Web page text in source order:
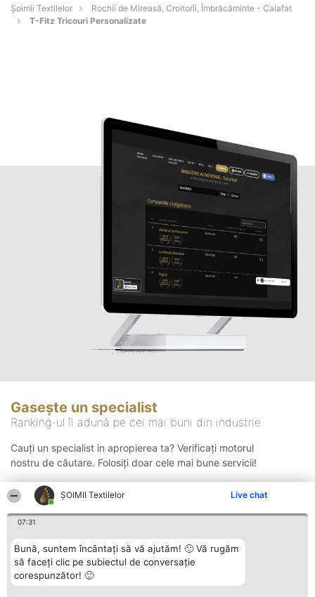
ȘOIMII Textilelor Live chat
07:31
Bună, suntem încântați să vă ajutăm! 🙂 Vă rugăm
să faceți clic pe subiectul de conversație
corespunzător! 🙂
Șoimii Textilelor
Rochii de Mireasă, Croitorii, Îmbrăcăminte - Calafat
T-Fitz Tricouri Personalizate
Gasește un specialist
Ranking-ul îi adună pe cei mai buni din industrie
Cauți un specialist in apropierea ta? Verificați motorul
nostru de căutare. Folosiți doar cele mai bune servicii!